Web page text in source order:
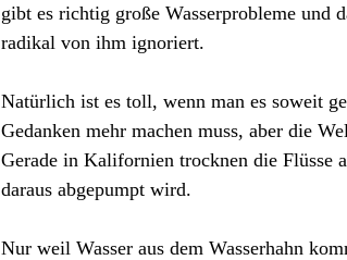
gibt es richtig große Wasserprobleme und
radikal von ihm ignoriert.
Natürlich ist es toll, wenn man es soweit
Gedanken mehr machen muss, aber die
Gerade in Kalifornien trocknen die Flüsse
daraus abgepumpt wird.
Nur weil Wasser aus dem Wasserhahn